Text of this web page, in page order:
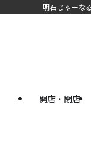
明石じゃーな
開店・閉店